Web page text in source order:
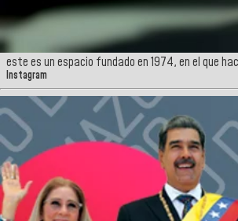
este es un espacio fundado en 1974, en el que
Instagram